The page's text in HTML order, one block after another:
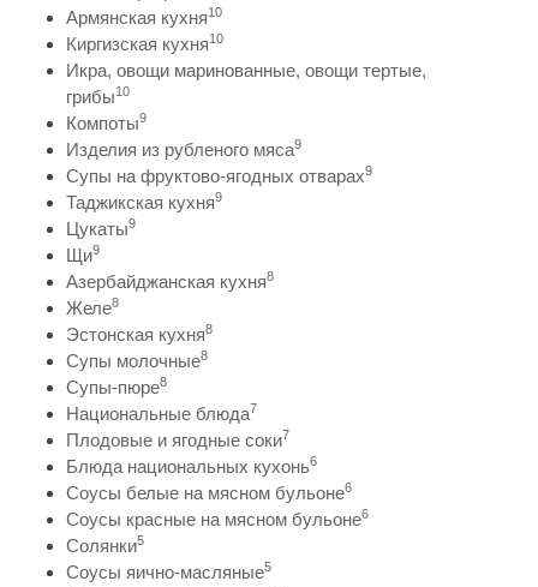
Армянская кухня10
Киргизская кухня10
Икра, овощи маринованные, овощи тертые,
грибы10
Компоты9
Изделия из рубленого мяса9
Супы на фруктово-ягодных отварах9
Таджикская кухня9
Цукаты9
Щи9
Азербайджанская кухня8
Желе8
Эстонская кухня8
Супы молочные8
Супы-пюре8
Национальные блюда7
Плодовые и ягодные соки7
Блюда национальных кухонь6
Соусы белые на мясном бульоне6
Соусы красные на мясном бульоне6
Солянки5
Соусы яично-масляные5